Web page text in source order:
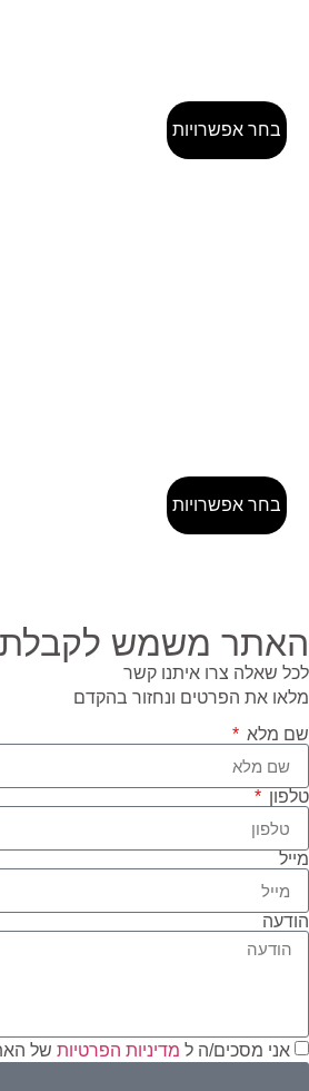
בחר אפשרויות
בחר אפשרויות
האתר משמש לקבלת
לכל שאלה צרו איתנו קשר
מלאו את הפרטים ונחזור בהקדם
שם מלא
טלפון
מייל
הודעה
אני מסכים/ה ל מדיניות הפרטיות של